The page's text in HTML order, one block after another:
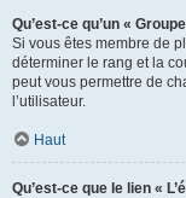
Qu’est-ce qu’un «
Si vous êtes membre de
déterminer le rang et la
peut vous permettre de
l’utilisateur.
Haut
Qu’est-ce que le lien «